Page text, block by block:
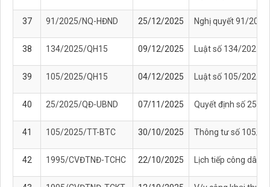
37 91/2025/NQ-HĐND 25/12/2025 Nghị quyết 91/
38 134/2025/QH15 09/12/2025 Luật số 134/2025/
39 105/2025/QH15 04/12/2025 Luật số 105/2025/
40 25/2025/QĐ-UBND 07/11/2025 Quyết định số 25/
41 105/2025/TT-BTC 30/10/2025 Thông tư số 105/
42 1995/CVĐTNĐ-TCHC 22/10/2025 Lịch tiếp công dân